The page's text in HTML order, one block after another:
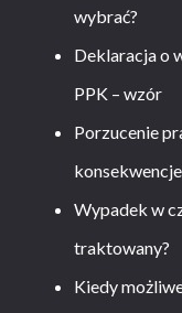
wybrać?
Deklaracja o
PPK – wzór
Porzucenie
konsekwencje
Wypadek w
traktowany?
Kiedy